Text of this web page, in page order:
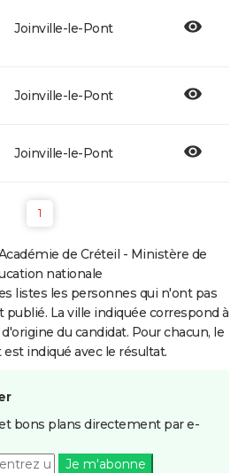
Joinville-le-Pont
Joinville-le-Pont
Joinville-le-Pont
1
de Créteil - Ministère de
nationale
listes les personnes qui n'ont pas
La ville indiquée correspond à
du candidat. Pour chacun, le
indiqué avec le résultat.
bons plans directement par e-
Je m'abonne